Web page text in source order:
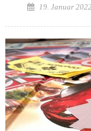
Posted
19. Januar 2022